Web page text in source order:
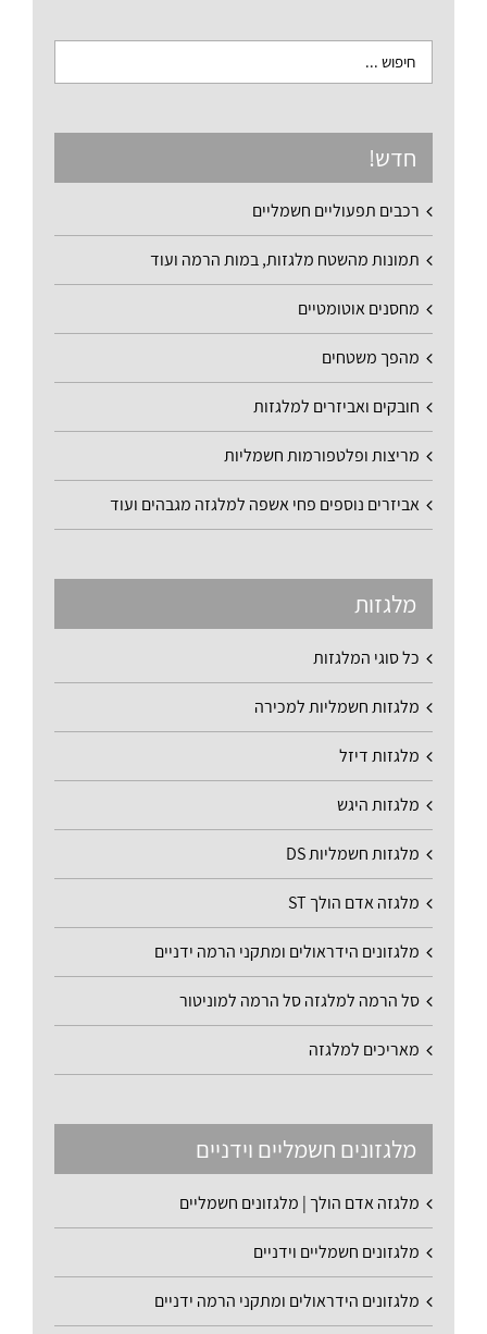
חדש!
רכבים תפעוליים חשמליים
תמונות מהשטח מלגזות, במות הרמה ועוד
מחסנים אוטומטיים
מהפך משטחים
חובקים ואביזרים למלגזות
מריצות ופלטפורמות חשמליות
אביזרים נוספים פחי אשפה למלגזה מגבהים ועוד
מלגזות
כל סוגי המלגזות
מלגזות חשמליות למכירה
מלגזות דיזל
מלגזות היגש
מלגזות חשמליות DS
מלגזה אדם הולך ST
מלגזונים הידראולים ומתקני הרמה ידניים
סל הרמה למלגזה סל הרמה למוניטור
מאריכים למלגזה
מלגזונים חשמליים וידניים
מלגזה אדם הולך | מלגזונים חשמליים
מלגזונים חשמליים וידניים
מלגזונים הידראולים ומתקני הרמה ידניים